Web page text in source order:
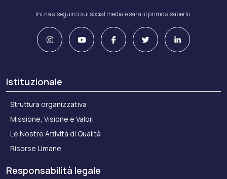
Inizia a seguirci sui social media e sarai il primo a saperlo.
Istituzionale
Struttura organizzativa
Missione, Visione e Valori
Le Nostre Attività di Qualità
Risorse Umane
Responsabilità legale